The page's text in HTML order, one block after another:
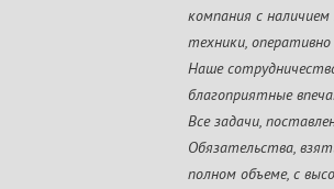
компания с наличием
техники,
Наше
благоприятные
Все задачи,
Обязательства,
полном объеме, с